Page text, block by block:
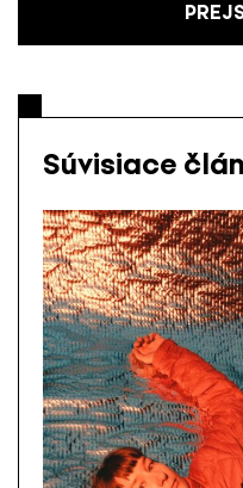
Súvisiace